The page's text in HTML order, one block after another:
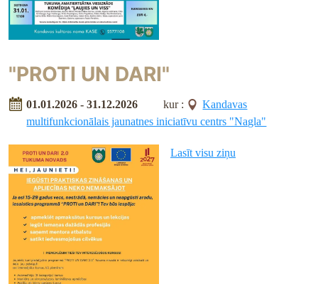
"PROTI UN DARI"
01.01.2026 - 31.12.2026 kur :
Kandavas
multifunkcionālais jaunatnes iniciatīvu centrs "Nagla"
Lasīt visu ziņu